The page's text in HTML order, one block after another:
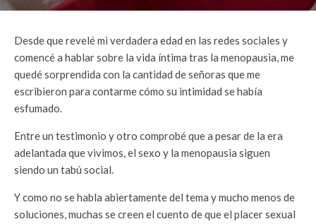
Desde que revelé mi verdadera edad en las redes sociales y
comencé a hablar sobre la vida íntima tras la menopausia, me
quedé sorprendida con la cantidad de señoras que me
escribieron para contarme cómo su intimidad se había
esfumado.
Entre un testimonio y otro comprobé que a pesar de la era
adelantada que vivimos, el sexo y la menopausia siguen
siendo un tabú social.
Y como no se habla abiertamente del tema y mucho menos de
soluciones, muchas se creen el cuento de que el placer sexual